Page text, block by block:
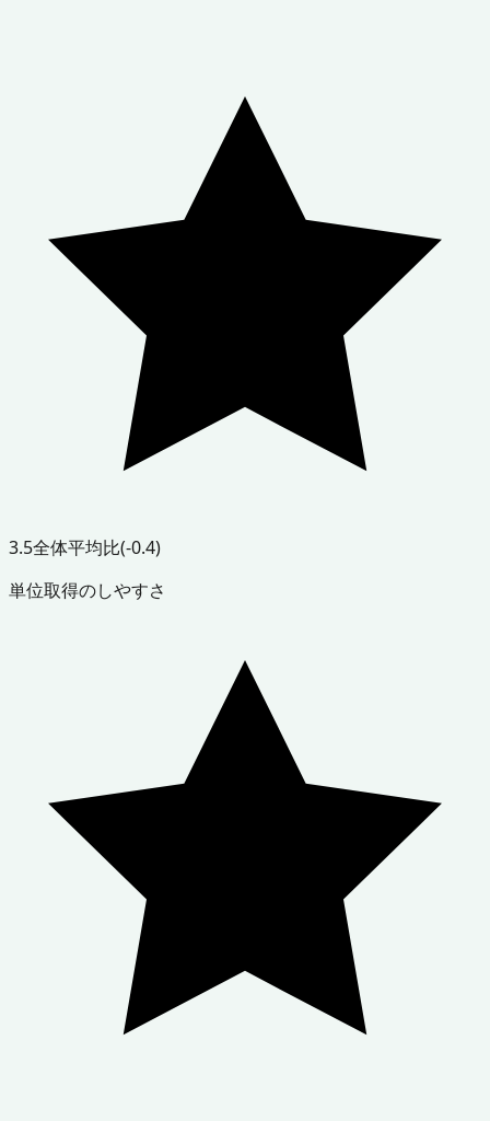
3.5全体平均比(-0.4)
単位取得のしやすさ